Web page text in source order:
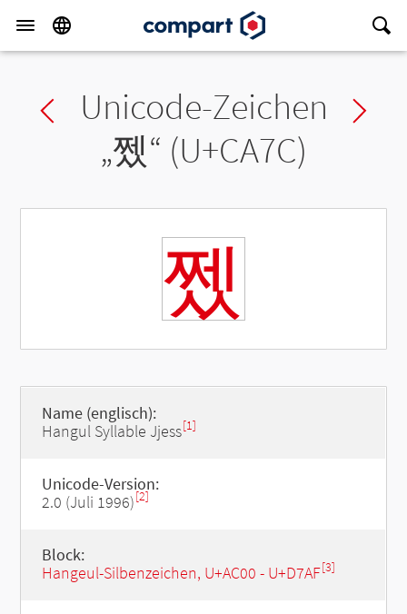
Previous char
Unicode-Zeichen
„쩼“ (U+CA7C)
쩼
Name (englisch):
Hangul Syllable Jjess[1]
Unicode-Version:
2.0 (Juli 1996)[2]
Block:
Hangeul-Silbenzeichen, U+AC00 - U+D7AF[3]